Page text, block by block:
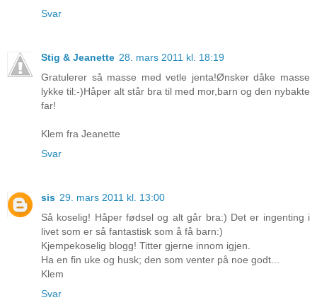
Svar
Stig & Jeanette 28. mars 2011 kl. 18:19
Gratulerer så masse med vetle jenta!Ønsker dåke masse
lykke til:-)Håper alt står bra til med mor,barn og den nybakte
far!
Klem fra Jeanette
Svar
sis 29. mars 2011 kl. 13:00
Så koselig! Håper fødsel og alt går bra:) Det er ingenting i
livet som er så fantastisk som å få barn:)
Kjempekoselig blogg! Titter gjerne innom igjen.
Ha en fin uke og husk; den som venter på noe godt...
Klem
Svar